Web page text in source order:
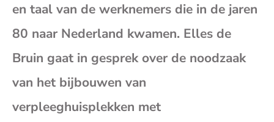
en taal van de werknemers die in de jaren
80 naar Nederland kwamen. Elles de
Bruin gaat in gesprek over de noodzaak
van het bijbouwen van
verpleeghuisplekken met